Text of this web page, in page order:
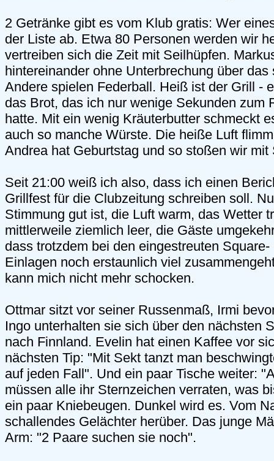
2 Getränke gibt es vom Klub gratis: Wer
der Liste ab. Etwa 80 Personen werden wir
vertreiben sich die Zeit mit Seilhüpfen.
hintereinander ohne Unterbrechung über
Andere spielen Federball. Heiß ist der Grill -
das Brot, das ich nur wenige Sekunden zum
hatte. Mit ein wenig Kräuterbutter schmeckt
auch so manche Würste. Die heiße Luft
Andrea hat Geburtstag und so stoßen wir mit
Seit 21:00 weiß ich also, dass ich einen
Grillfest für die Clubzeitung schreiben soll.
Stimmung gut ist, die Luft warm, das Wetter
mittlerweile ziemlich leer, die Gäste
dass trotzdem bei den eingestreuten
Einlagen noch erstaunlich viel
kann mich nicht mehr schocken.
Ottmar sitzt vor seiner Russenmaß, Irmi
Ingo unterhalten sie sich über den nächsten
nach Finnland. Evelin hat einen Kaffee vor
nächsten Tip: "Mit Sekt tanzt man
auf jeden Fall". Und ein paar Tische weiter:
müssen alle ihr Sternzeichen verraten, was
ein paar Kniebeugen. Dunkel wird es. Vom
schallendes Gelächter herüber. Das junge
Arm: "2 Paare suchen sie noch".